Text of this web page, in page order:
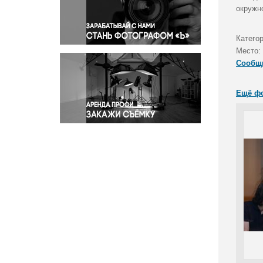
Правосудие
Происшествия и конфликты
Религия
Светская жизнь
Спорт
Экология
Экономика и бизнес
Место:
Ещё